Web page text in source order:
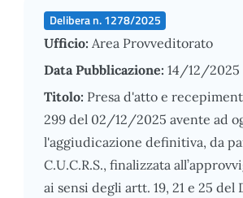
Delibera n. 1278/2025
Ufficio: Area Provveditorato
Data Pubblicazione: 14/12/2025
Titolo: Presa d'atto e
299 del 02/12/2025 avente ad
l'aggiudicazione definitiva, da
C.U.C.R.S., finalizzata
ai sensi degli artt. 19, 21 e 25 del